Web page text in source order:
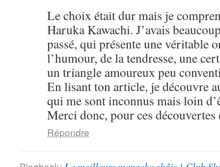
Le choix était dur mais je
Haruka Kawachi. J’avais
passé, qui présente une véritable
l’humour, de la tendresse, une
un triangle amoureux peu
En lisant ton article, je découvre
qui me sont inconnus mais loin
Merci donc, pour ces
Répondre